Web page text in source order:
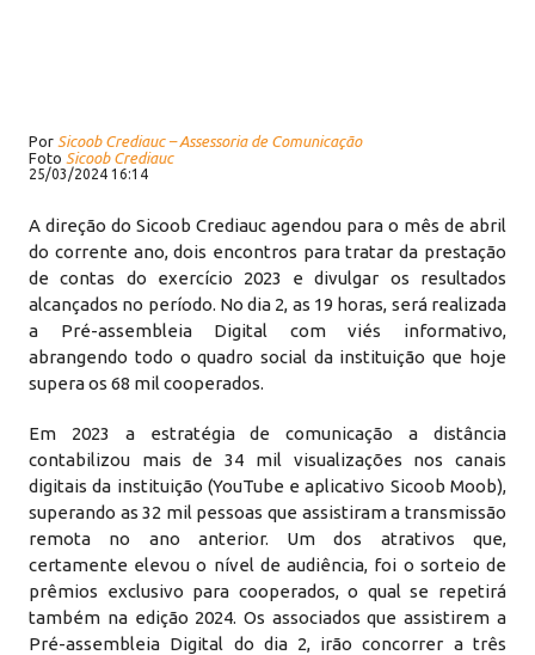
Por Sicoob Crediauc – Assessoria de Comunicação
Foto Sicoob Crediauc
25/03/2024 16:14
A direção do Sicoob Crediauc agendou para o mês de abril
do corrente ano, dois encontros para tratar da prestação
de contas do exercício 2023 e divulgar os resultados
alcançados no período. No dia 2, as 19 horas, será realizada
a Pré-assembleia Digital com viés informativo,
abrangendo todo o quadro social da instituição que hoje
supera os 68 mil cooperados.
Em 2023 a estratégia de comunicação a distância
contabilizou mais de 34 mil visualizações nos canais
digitais da instituição (YouTube e aplicativo Sicoob Moob),
superando as 32 mil pessoas que assistiram a transmissão
remota no ano anterior. Um dos atrativos que,
certamente elevou o nível de audiência, foi o sorteio de
prêmios exclusivo para cooperados, o qual se repetirá
também na edição 2024. Os associados que assistirem a
Pré-assembleia Digital do dia 2, irão concorrer a três